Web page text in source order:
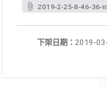
2019-2-25-8-46-36-
下架日期： 2019-